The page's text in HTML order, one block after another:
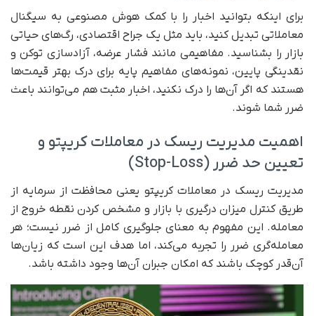
برای اینکه بتوانید اخبار را با کمک هوش مصنوعی به سیگنال
معاملاتی تبدیل کنید، باید مثل یک جراح اقتصادی، رگ‌های حیاتی
بازار را بشناسید. مفاهیمی مانند فشار عرضه، آزادسازی توکن و
نقدینگی پایین، نمونه‌های مفاهیم پایه برای درک بهتر قیمت‌ها
هستند که اگر آن‌ها را درک نکنید، اخبار مثبت هم می‌توانند باعث
ضرر شما شوند.
اهمیت مدیریت ریسک در معاملات کریپتو و
تعیین حد ضرر (Stop-Loss)
مدیریت ریسک در معاملات کریپتو یعنی محافظت از سرمایه از
طریق کنترل میزان درگیری با بازار و مشخص کردن نقطه خروج از
معامله. این مفهوم به معنای جلوگیری کامل از ضرر نیست؛ هر
معامله‌گری ضرر را تجربه می‌کند، اما هدف این است که زیان‌ها
آن‌قدر کوچک باشند که امکان جبران آن‌ها وجود داشته باشد.